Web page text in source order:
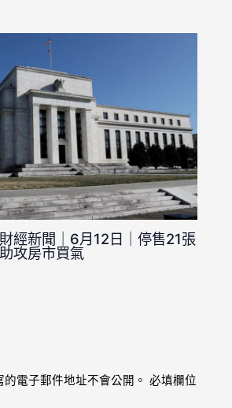
經新聞｜6月12日｜停售21張
攻房市買氣
電子郵件地址不會公開。 必填欄位